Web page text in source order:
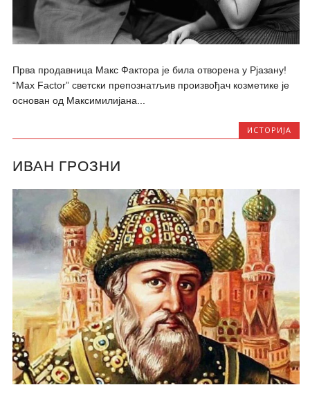
Прва продавница Макс Фактора је била отворена у Рјазану!
“Max Factor” светски препознатљив произвођач козметике је
основан од Максимилијана...
ИСТОРИЈА
ИВАН ГРОЗНИ